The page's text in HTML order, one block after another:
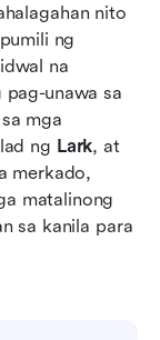
nito
ng
na
unawa sa
mga
ng Lark, at
merkado,
matalinong
sa kanila para